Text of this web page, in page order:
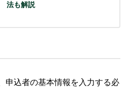
法も解説
申込者の基本情報を入力する必